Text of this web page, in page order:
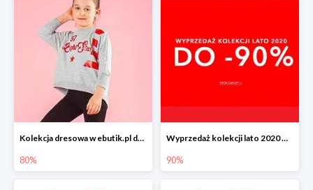
Kolekcja dresowa w ebutik.pl do -80%
80%
Wyprzedaż kolekcji lato 2020 w ebutik.pl do -90%
90%